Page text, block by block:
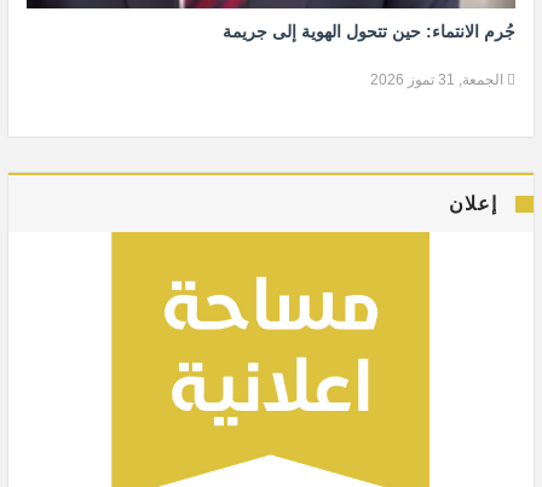
جُرم الانتماء: حين تتحول الهوية إلى جريمة
الجمعة, 31 تموز 2026
إعلان